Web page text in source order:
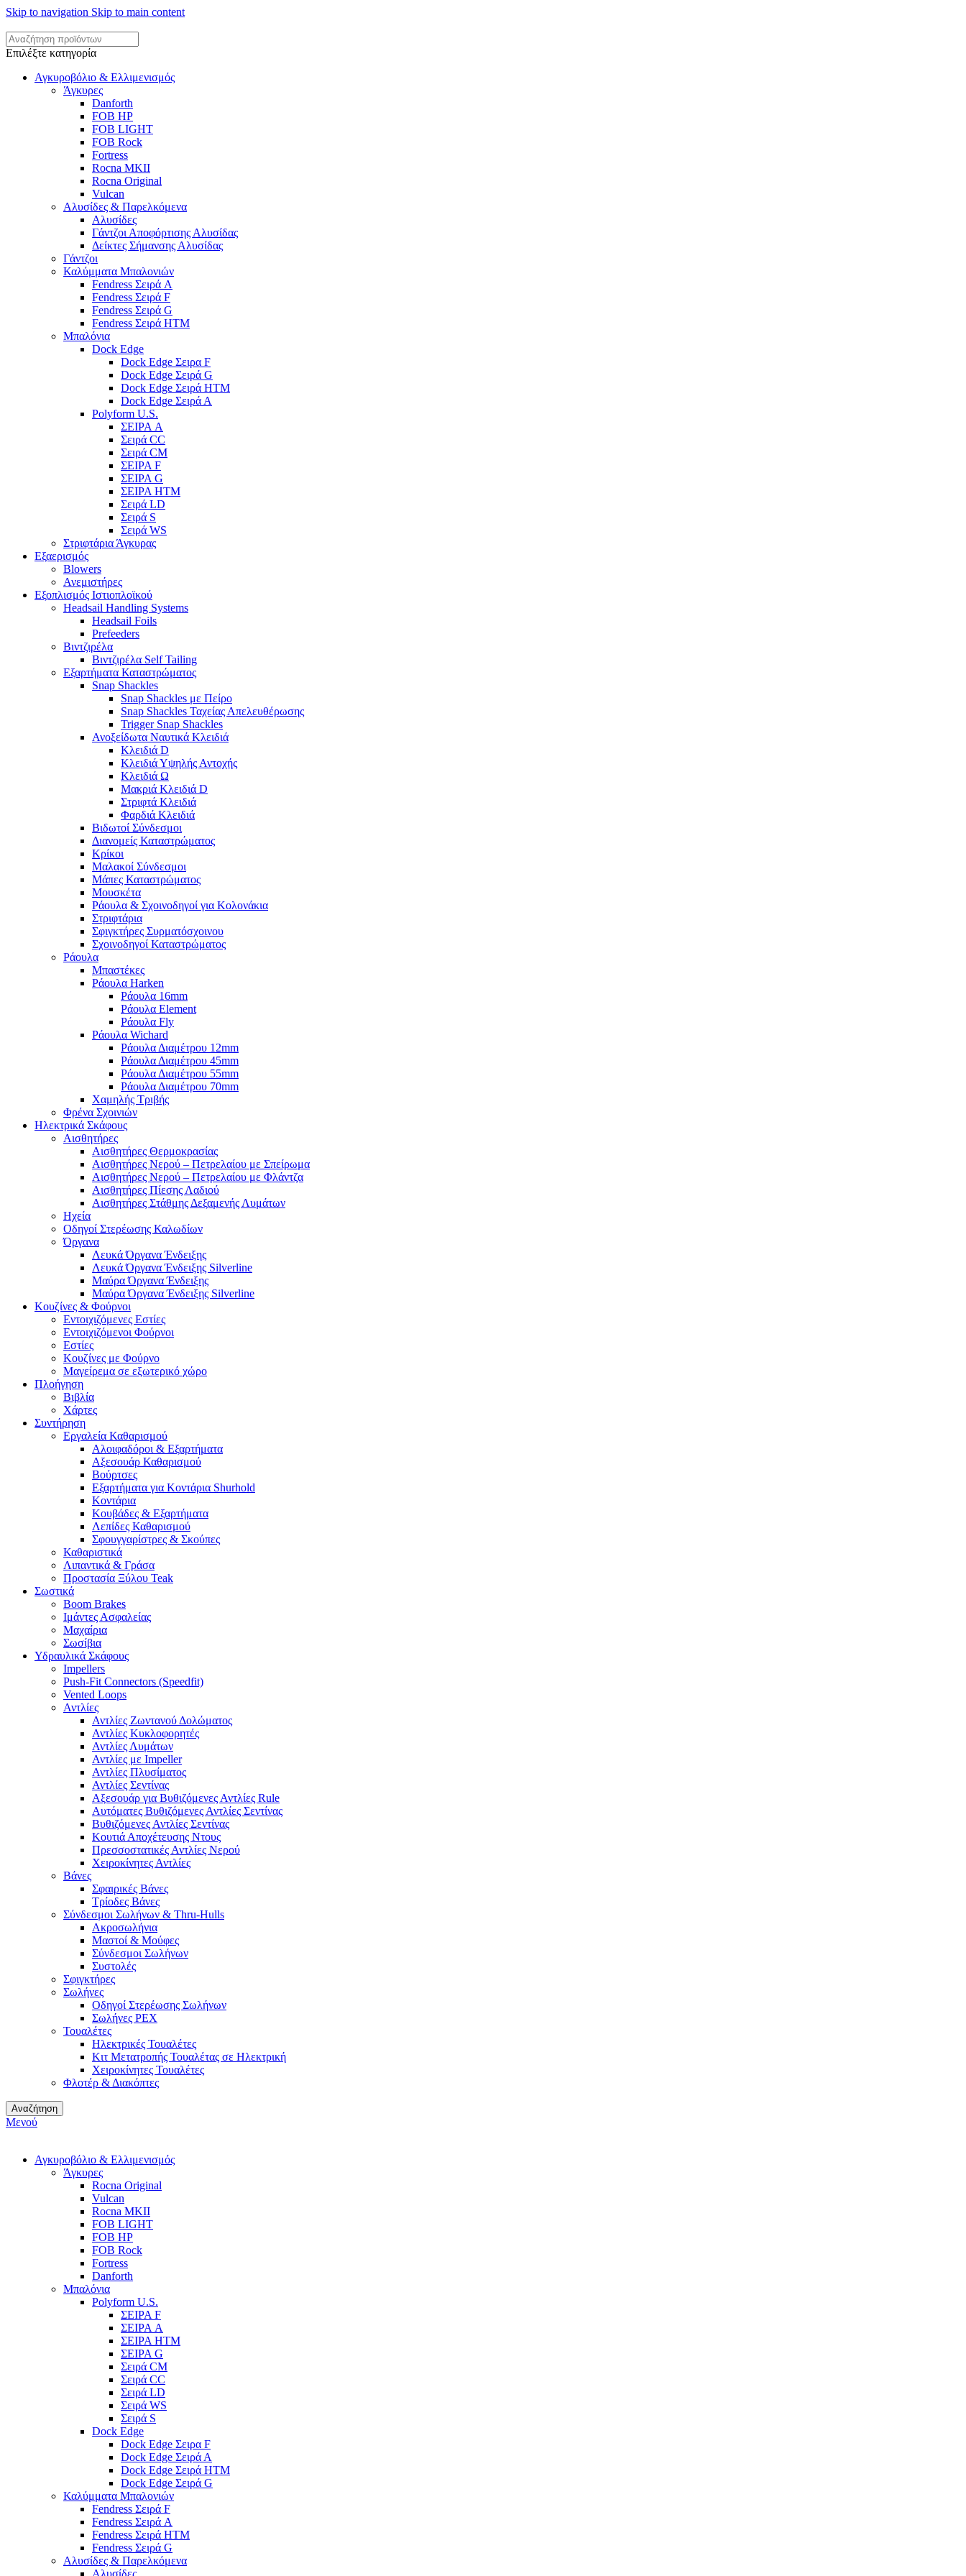
Skip to navigation Skip to main content
Επιλέξτε κατηγορία
Αγκυροβόλιο & Ελλιμενισμός
Άγκυρες
Danforth
FOB HP
FOB LIGHT
FOB Rock
Fortress
Rocna MKII
Rocna Original
Vulcan
Αλυσίδες & Παρελκόμενα
Αλυσίδες
Γάντζοι Αποφόρτισης Αλυσίδας
Δείκτες Σήμανσης Αλυσίδας
Γάντζοι
Καλύμματα Μπαλονιών
Fendress Σειρά A
Fendress Σειρά F
Fendress Σειρά G
Fendress Σειρά HTM
Μπαλόνια
Dock Edge
Dock Edge Σειρα F
Dock Edge Σειρά G
Dock Edge Σειρά HTM
Dock Edge Σειρά Α
Polyform U.S.
ΣΕΙΡΑ A
Σειρά CC
Σειρά CM
ΣΕΙΡΑ F
ΣΕΙΡΑ G
ΣΕΙΡΑ HTM
Σειρά LD
Σειρά S
Σειρά WS
Στριφτάρια Άγκυρας
Εξαερισμός
Blowers
Ανεμιστήρες
Εξοπλισμός Ιστιοπλοϊκού
Headsail Handling Systems
Headsail Foils
Prefeeders
Βιντζιρέλα
Βιντζιρέλα Self Tailing
Εξαρτήματα Καταστρώματος
Snap Shackles
Snap Shackles με Πείρο
Snap Shackles Ταχείας Απελευθέρωσης
Trigger Snap Shackles
Ανοξείδωτα Ναυτικά Κλειδιά
Κλειδιά D
Κλειδιά Υψηλής Αντοχής
Κλειδιά Ω
Μακριά Κλειδιά D
Στριφτά Κλειδιά
Φαρδιά Κλειδιά
Βιδωτοί Σύνδεσμοι
Διανομείς Καταστρώματος
Κρίκοι
Μαλακοί Σύνδεσμοι
Μάπες Καταστρώματος
Μουσκέτα
Ράουλα & Σχοινοδηγοί για Κολονάκια
Στριφτάρια
Σφιγκτήρες Συρματόσχοινου
Σχοινοδηγοί Καταστρώματος
Ράουλα
Μπαστέκες
Ράουλα Harken
Ράουλα 16mm
Ράουλα Element
Ράουλα Fly
Ράουλα Wichard
Ράουλα Διαμέτρου 12mm
Ράουλα Διαμέτρου 45mm
Ράουλα Διαμέτρου 55mm
Ράουλα Διαμέτρου 70mm
Χαμηλής Τριβής
Φρένα Σχοινιών
Ηλεκτρικά Σκάφους
Αισθητήρες
Αισθητήρες Θερμοκρασίας
Αισθητήρες Νερού – Πετρελαίου με Σπείρωμα
Αισθητήρες Νερού – Πετρελαίου με Φλάντζα
Αισθητήρες Πίεσης Λαδιού
Αισθητήρες Στάθμης Δεξαμενής Λυμάτων
Ηχεία
Οδηγοί Στερέωσης Καλωδίων
Όργανα
Λευκά Όργανα Ένδειξης
Λευκά Όργανα Ένδειξης Silverline
Μαύρα Όργανα Ένδειξης
Μαύρα Όργανα Ένδειξης Silverline
Κουζίνες & Φούρνοι
Εντοιχιζόμενες Εστίες
Εντοιχιζόμενοι Φούρνοι
Εστίες
Κουζίνες με Φούρνο
Μαγείρεμα σε εξωτερικό χώρο
Πλοήγηση
Βιβλία
Χάρτες
Συντήρηση
Εργαλεία Καθαρισμού
Αλοιφαδόροι & Εξαρτήματα
Αξεσουάρ Καθαρισμού
Βούρτσες
Εξαρτήματα για Κοντάρια Shurhold
Κοντάρια
Κουβάδες & Εξαρτήματα
Λεπίδες Καθαρισμού
Σφουγγαρίστρες & Σκούπες
Καθαριστικά
Λιπαντικά & Γράσα
Προστασία Ξύλου Teak
Σωστικά
Boom Brakes
Ιμάντες Ασφαλείας
Μαχαίρια
Σωσίβια
Υδραυλικά Σκάφους
Impellers
Push-Fit Connectors (Speedfit)
Vented Loops
Αντλίες
Αντλίες Ζωντανού Δολώματος
Αντλίες Κυκλοφορητές
Αντλίες Λυμάτων
Αντλίες με Impeller
Αντλίες Πλυσίματος
Αντλίες Σεντίνας
Αξεσουάρ για Βυθιζόμενες Αντλίες Rule
Αυτόματες Βυθιζόμενες Αντλίες Σεντίνας
Βυθιζόμενες Αντλίες Σεντίνας
Κουτιά Αποχέτευσης Ντους
Πρεσσοστατικές Αντλίες Νερού
Χειροκίνητες Αντλίες
Βάνες
Σφαιρικές Βάνες
Τρίοδες Βάνες
Σύνδεσμοι Σωλήνων & Thru-Hulls
Ακροσωλήνια
Μαστοί & Μούφες
Σύνδεσμοι Σωλήνων
Συστολές
Σφιγκτήρες
Σωλήνες
Οδηγοί Στερέωσης Σωλήνων
Σωλήνες PEX
Τουαλέτες
Ηλεκτρικές Τουαλέτες
Κιτ Μετατροπής Τουαλέτας σε Ηλεκτρική
Χειροκίνητες Τουαλέτες
Φλοτέρ & Διακόπτες
Αναζήτηση
Μενού
Αγκυροβόλιο & Ελλιμενισμός
Άγκυρες
Rocna Original
Vulcan
Rocna MKII
FOB LIGHT
FOB HP
FOB Rock
Fortress
Danforth
Μπαλόνια
Polyform U.S.
ΣΕΙΡΑ F
ΣΕΙΡΑ A
ΣΕΙΡΑ HTM
ΣΕΙΡΑ G
Σειρά CM
Σειρά CC
Σειρά LD
Σειρά WS
Σειρά S
Dock Edge
Dock Edge Σειρα F
Dock Edge Σειρά Α
Dock Edge Σειρά HTM
Dock Edge Σειρά G
Καλύμματα Μπαλονιών
Fendress Σειρά F
Fendress Σειρά A
Fendress Σειρά HTM
Fendress Σειρά G
Αλυσίδες & Παρελκόμενα
Αλυσίδες